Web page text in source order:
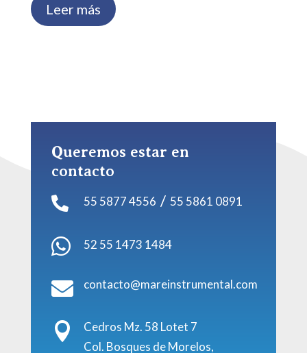
Leer más
Queremos estar en
contacto

55 5877 4556 / 55 5861 0891
 52 55 1473 1484
 contacto@mareinstrumental.com

Cedros Mz. 58 Lotet 7
Col. Bosques de Morelos,